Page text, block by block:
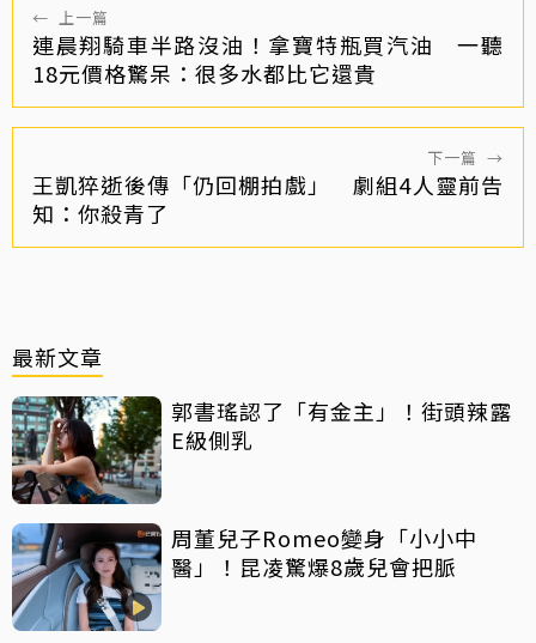
← 上一篇
連晨翔騎車半路沒油！拿寶特瓶買汽油 一聽
18元價格驚呆：很多水都比它還貴
下一篇 →
王凱猝逝後傳「仍回棚拍戲」 劇組4人靈前告
知：你殺青了
最新文章
郭書瑤認了「有金主」！街頭辣露
E級側乳
周董兒子Romeo變身「小小中
醫」！昆凌驚爆8歲兒會把脈